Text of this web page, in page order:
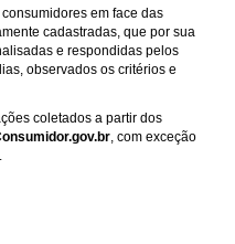
em face das
cadastradas, que por sua
e respondidas pelos
observados os critérios e
coletados a partir dos
, com exceção